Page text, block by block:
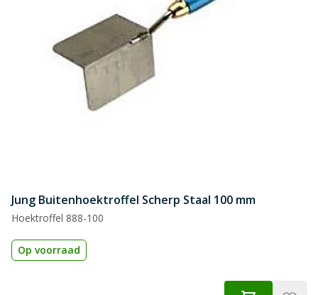
Jung Buitenhoektroffel Scherp Staal 100 mm
Hoektroffel 888-100
Op voorraad